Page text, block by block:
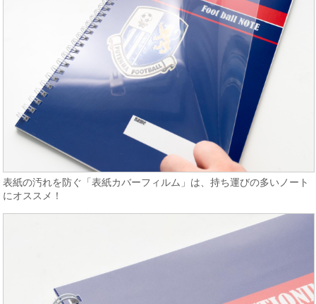
表紙の汚れを防ぐ「表紙カバーフィルム」は、持ち運びの多いノート
にオススメ！